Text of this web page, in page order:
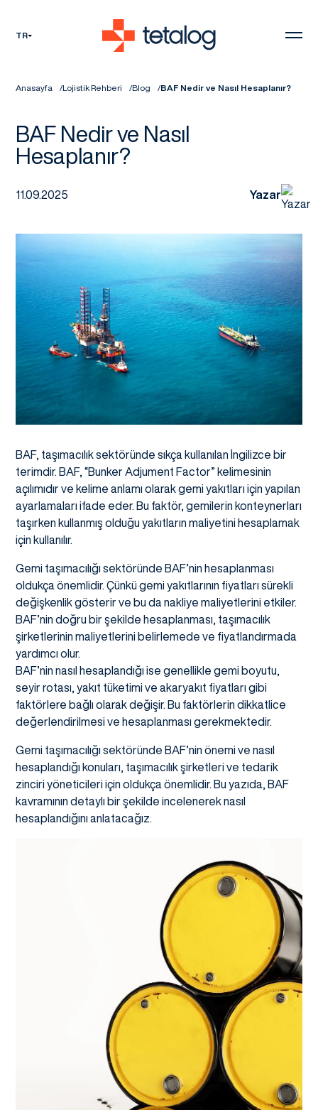
TR
Anasayfa Lojistik Rehberi Blog BAF Nedir ve Nasıl Hesaplanır?
BAF Nedir ve Nasıl
Hesaplanır?
11.09.2025 Yazar
BAF, taşımacılık sektöründe sıkça kullanılan İngilizce bir
terimdir. BAF, “Bunker Adjument Factor” kelimesinin
açılımıdır ve kelime anlamı olarak gemi yakıtları için yapılan
ayarlamaları ifade eder. Bu faktör, gemilerin konteynerları
taşırken kullanmış olduğu yakıtların maliyetini hesaplamak
için kullanılır.
Gemi taşımacılığı sektöründe BAF’nin hesaplanması
oldukça önemlidir. Çünkü gemi yakıtlarının fiyatları sürekli
değişkenlik gösterir ve bu da nakliye maliyetlerini etkiler.
BAF’nin doğru bir şekilde hesaplanması, taşımacılık
şirketlerinin maliyetlerini belirlemede ve fiyatlandırmada
yardımcı olur.
BAF’nin nasıl hesaplandığı ise genellikle gemi boyutu,
seyir rotası, yakıt tüketimi ve akaryakıt fiyatları gibi
faktörlere bağlı olarak değişir. Bu faktörlerin dikkatlice
değerlendirilmesi ve hesaplanması gerekmektedir.
Gemi taşımacılığı sektöründe BAF’nin önemi ve nasıl
hesaplandığı konuları, taşımacılık şirketleri ve tedarik
zinciri yöneticileri için oldukça önemlidir. Bu yazıda, BAF
kavramının detaylı bir şekilde incelenerek nasıl
hesaplandığını anlatacağız.